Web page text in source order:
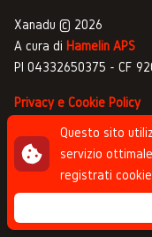
Xanadu © 2026
A cura di Hamelin APS
PI 04332650375 - CF
Privacy e Cookie Policy
Gestione commenti
Newsletter
Progettato da
Questo sito
servizio
registrati